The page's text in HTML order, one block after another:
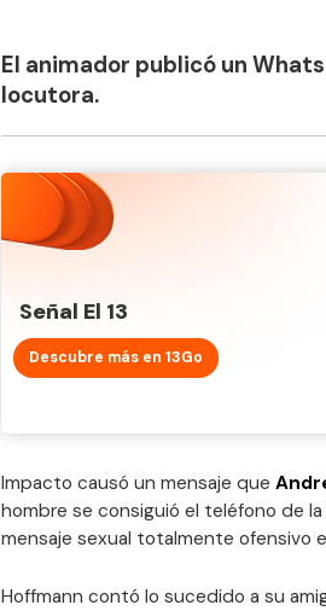
El animador publicó un
locutora.
Señal El 13
Descubre más en 13Go
Impacto causó un mensaje que
hombre se consiguió el teléfono de
mensaje sexual totalmente ofensivo
Hoffmann contó lo sucedido a su